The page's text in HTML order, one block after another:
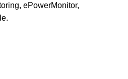
ePowerMonitor,